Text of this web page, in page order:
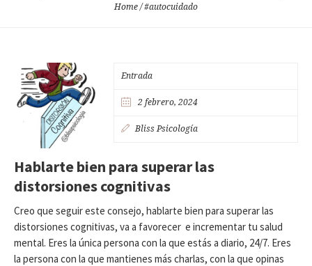
Home /#autocuidado
Entrada
2 febrero, 2024
Bliss Psicología
Hablarte bien para superar las
distorsiones cognitivas
Creo que seguir este consejo, hablarte bien para superar las
distorsiones cognitivas, va a favorecer e incrementar tu salud
mental. Eres la única persona con la que estás a diario, 24/7. Eres
la persona con la que mantienes más charlas, con la que opinas